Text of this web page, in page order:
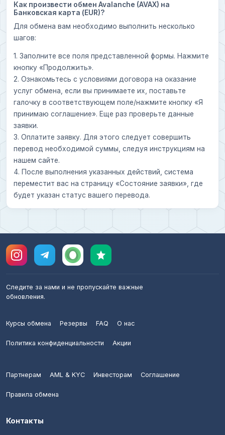
Как произвести обмен Avalanche (AVAX) на
Банковская карта (EUR)?
Для обмена вам необходимо выполнить несколько
шагов:
1. Заполните все поля представленной формы. Нажмите
кнопку «Продолжить».
2. Ознакомьтесь с условиями договора на оказание
услуг обмена, если вы принимаете их, поставьте
галочку в соответствующем поле/нажмите кнопку «Я
принимаю соглашение». Еще раз проверьте данные
заявки.
3. Оплатите заявку. Для этого следует совершить
перевод необходимой суммы, следуя инструкциям на
нашем сайте.
4. После выполнения указанных действий, система
переместит вас на страницу «Состояние заявки», где
будет указан статус вашего перевода.
Следите за нами и не пропускайте важные
обновления.
Курсы обмена Резервы FAQ О нас
Политика конфиденциальности Акции
Партнерам AML & KYC Инвесторам Соглашение
Правила обмена
Контакты